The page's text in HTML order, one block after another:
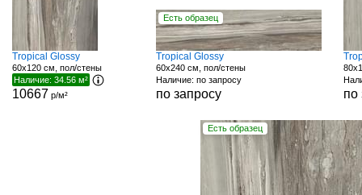
Tropical Glossy
60x120 см, пол/стены
Наличие: 34.56 м²
10667 р/м²
Есть образец
Tropical Glossy
60x240 см, пол/стены
Наличие: по запросу
по запросу по
Есть образец